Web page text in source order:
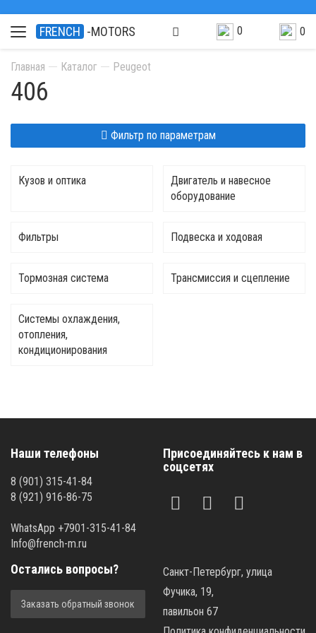
FRENCH -MOTORS 0 0
Главная Каталог Peugeot
406
Фильтр по параметрам
Кузов и оптика
Двигатель и навесное
оборудование
Фильтры Подвеска и ходовая
Тормозная система Трансмиссия и сцепление
Системы охлаждения,
отопления,
кондиционирования
Наши телефоны
8 (901) 315-41-84
8 (921) 916-86-75
WhatsApp +7901-315-41-84
Info@french-m.ru
Присоединяйтесь к нам в
соцсетях
Остались вопросы?
Заказать обратный звонок
Санкт-Петербург, улица
Фучика, 19,
павильон 67